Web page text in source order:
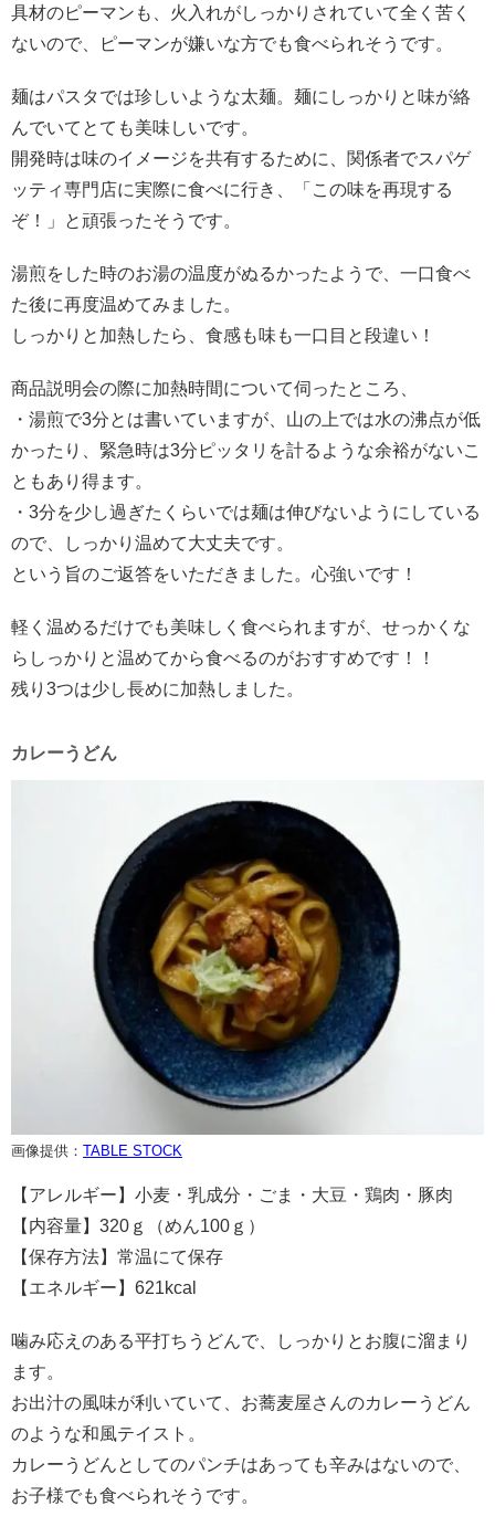
具材のピーマンも、火入れがしっかりされていて全く苦く
ないので、ピーマンが嫌いな方でも食べられそうです。
麺はパスタでは珍しいような太麺。麺にしっかりと味が絡
んでいてとても美味しいです。
開発時は味のイメージを共有するために、関係者でスパゲ
ッティ専門店に実際に食べに行き、「この味を再現する
ぞ！」と頑張ったそうです。
湯煎をした時のお湯の温度がぬるかったようで、一口食べ
た後に再度温めてみました。
しっかりと加熱したら、食感も味も一口目と段違い！
商品説明会の際に加熱時間について伺ったところ、
・湯煎で3分とは書いていますが、山の上では水の沸点が低
かったり、緊急時は3分ピッタリを計るような余裕がないこ
ともあり得ます。
・3分を少し過ぎたくらいでは麺は伸びないようにしている
ので、しっかり温めて大丈夫です。
という旨のご返答をいただきました。心強いです！
軽く温めるだけでも美味しく食べられますが、せっかくな
らしっかりと温めてから食べるのがおすすめです！！
残り3つは少し長めに加熱しました。
カレーうどん
画像提供： TABLE STOCK
【アレルギー】小麦・乳成分・ごま・大豆・鶏肉・豚肉
【内容量】320ｇ（めん100ｇ）
【保存方法】常温にて保存
【エネルギー】621kcal
噛み応えのある平打ちうどんで、しっかりとお腹に溜まり
ます。
お出汁の風味が利いていて、お蕎麦屋さんのカレーうどん
のような和風テイスト。
カレーうどんとしてのパンチはあっても辛みはないので、
お子様でも食べられそうです。